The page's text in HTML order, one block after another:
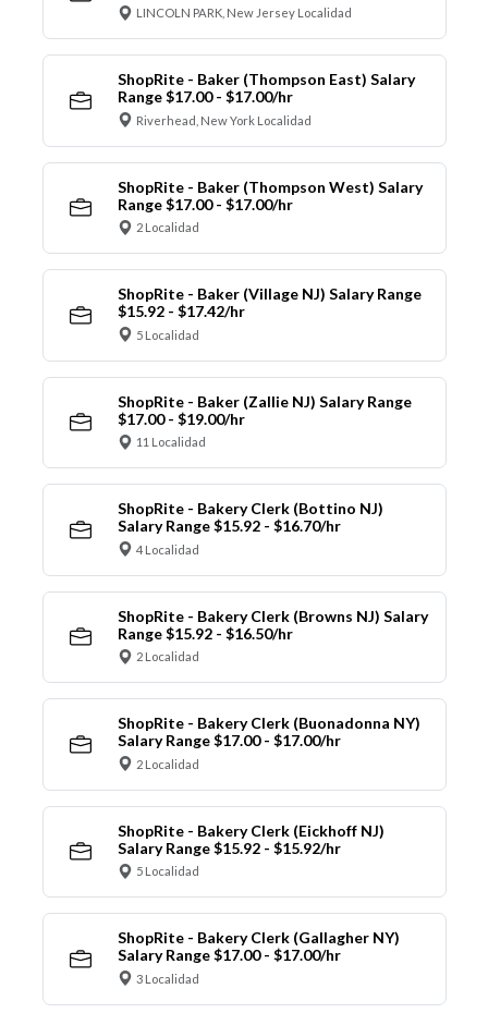
LINCOLN PARK, New Jersey Localidad
ShopRite - Baker (Thompson East) Salary
Range $17.00 - $17.00/hr
Riverhead, New York Localidad
ShopRite - Baker (Thompson West) Salary
Range $17.00 - $17.00/hr
2 Localidad
ShopRite - Baker (Village NJ) Salary Range
$15.92 - $17.42/hr
5 Localidad
ShopRite - Baker (Zallie NJ) Salary Range
$17.00 - $19.00/hr
11 Localidad
ShopRite - Bakery Clerk (Bottino NJ)
Salary Range $15.92 - $16.70/hr
4 Localidad
ShopRite - Bakery Clerk (Browns NJ) Salary
Range $15.92 - $16.50/hr
2 Localidad
ShopRite - Bakery Clerk (Buonadonna NY)
Salary Range $17.00 - $17.00/hr
2 Localidad
ShopRite - Bakery Clerk (Eickhoff NJ)
Salary Range $15.92 - $15.92/hr
5 Localidad
ShopRite - Bakery Clerk (Gallagher NY)
Salary Range $17.00 - $17.00/hr
3 Localidad